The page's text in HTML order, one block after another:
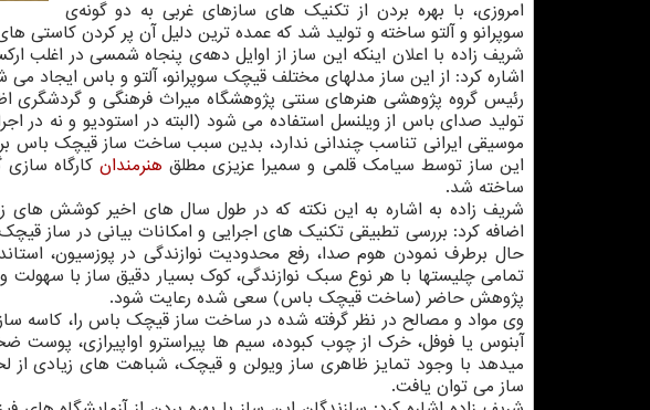
امروزی، با بهره بردن از تکنیک های سازهای غربی به دو گونه‌ی
سوپرانو و آلتو ساخته و تولید شد که عمده ترین دلیل آن پر کردن کاستی
شریف زاده با اعلان اینکه این ساز از اوایل دهه‌ی پنجاه شمسی در اغلب
اشاره کرد: از این ساز مدلهای مختلف قیچک سوپرانو، آلتو و باس ایجاد می
رئیس گروه پژوهشی هنرهای سنتی پژوهشگاه میراث فرهنگی و گردشگری
تولید صدای باس از ویلنسل استفاده می شود (البته در استودیو و نه در
موسیقی ایرانی تناسب چندانی ندارد، بدین سبب ساخت ساز قیچک باس
این ساز توسط سیامک قلمی و سمیرا عزیزی مطلق هنرمندانکارگاه
ساخته شد.
شریف زاده به اشاره به این نکته که در طول سال های اخیر کوشش های
اضافه کرد: بررسی تطبیقی تکنیک های اجرایی و امکانات بیانی در ساز
حال برطرف نمودن هوم صدا، رفع محدودیت نوازندگی در پوزسیون،
تمامی چلیستها با هر نوع سبک نوازندگی، کوک بسیار دقیق ساز با
پژوهش حاضر (ساخت قیچک باس) سعی شده رعایت شود.
وی مواد و مصالح در نظر گرفته شده در ساخت ساز قیچک باس را، کاسه
آبنوس یا فوفل، خرک از چوب کبوده، سیم ها پیراسترو اواپیرازی، پوست
میدهد با وجود تمایز ظاهری ساز ویولن و قیچک، شباهت های زیادی
ساز می توان یافت.